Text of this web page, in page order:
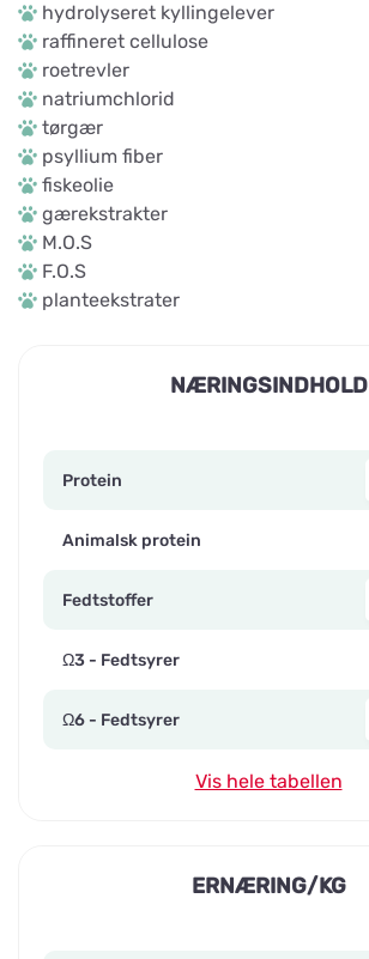
hydrolyseret kyllingelever
raffineret cellulose
roetrevler
natriumchlorid
tørgær
psyllium fiber
fiskeolie
gærekstrakter
M.O.S
F.O.S
planteekstrater
NÆRINGSINDHOLD
Protein
Animalsk protein
Fedtstoffer
Ω3 - Fedtsyrer
Ω6 - Fedtsyrer
Vis hele tabellen
ERNÆRING/KG